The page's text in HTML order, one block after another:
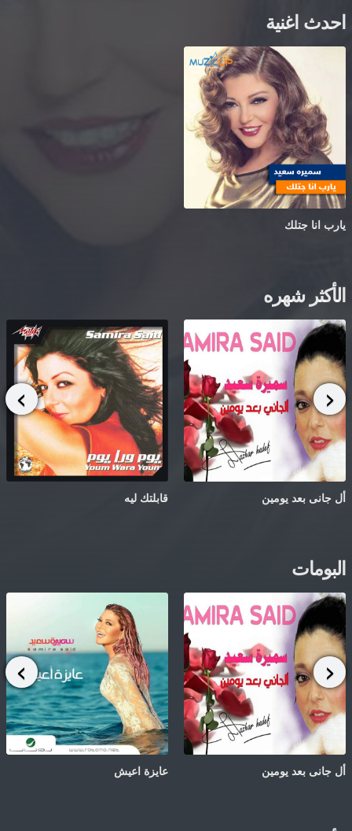
احدث اغنية
يارب انا جتلك
الأكثر شهره
أل جانى بعد يومين قابلتك ليه
البومات
أل جانى بعد يومين عايزة اعيش